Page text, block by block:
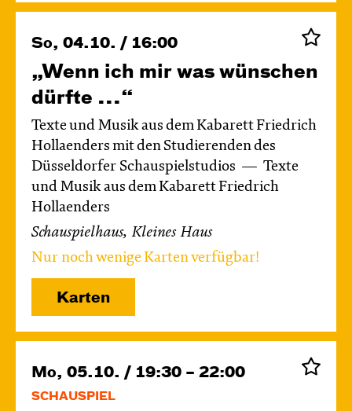
So, 04.10. / 16:00
„Wenn ich mir was wünschen
dürfte ...“
Texte und Musik aus dem Kabarett Friedrich
Hollaenders mit den Studierenden des
Düsseldorfer Schauspielstudios
Texte
und Musik aus dem Kabarett Friedrich
Hollaenders
Schauspielhaus, Kleines Haus
Nur noch wenige Karten verfügbar!
Karten
Mo, 05.10. / 19:30 – 22:00
SCHAUSPIEL